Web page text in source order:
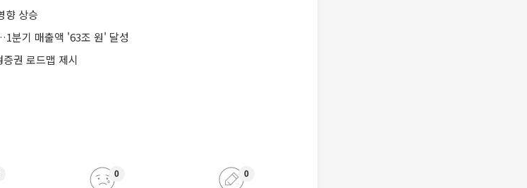
향 상승
분기 매출액 '63조 원' 달성
권 로드맵 제시
0 0